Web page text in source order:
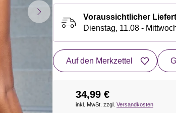
Voraussichtlicher
Dienstag, 11.08 -
Auf den Merkzettel
34,99 €
inkl. MwSt. zzgl. Versandkosten